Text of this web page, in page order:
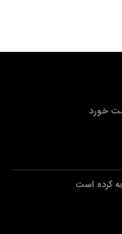
خورد
کرده است